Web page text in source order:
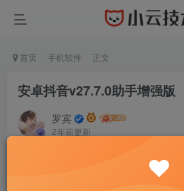
首页 手机软件 正文
安卓抖音v27.7.0助手增强版
罗宾
2年前更新